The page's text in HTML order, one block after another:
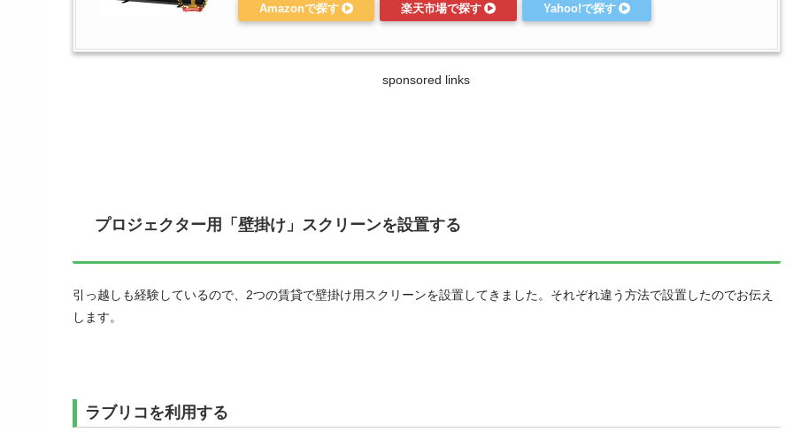
Amazonで探す 楽天市場で探す Yahoo!で探す
sponsored links
プロジェクター用「壁掛け」スクリーンを設置する
引っ越しも経験しているので、2つの賃貸で壁掛け用スクリーンを設置してきました。それぞれ違う方法で設置したのでお伝え
します。
ラブリコを利用する